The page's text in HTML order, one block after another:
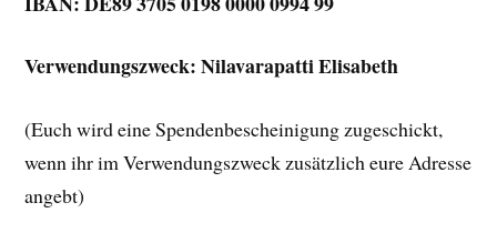
Verwendungszweck: Nilavarapatti Elisabeth
(Euch wird eine Spendenbescheinigung zugeschickt,
wenn ihr im Verwendungszweck zusätzlich eure Adresse
angebt)